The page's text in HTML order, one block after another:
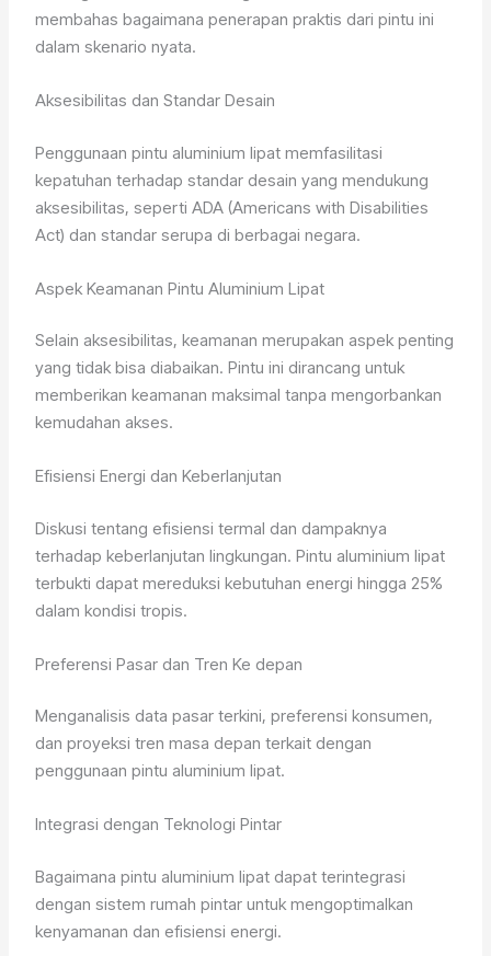
membahas bagaimana penerapan praktis dari pintu ini
dalam skenario nyata.
Aksesibilitas dan Standar Desain
Penggunaan pintu aluminium lipat memfasilitasi
kepatuhan terhadap standar desain yang mendukung
aksesibilitas, seperti ADA (Americans with Disabilities
Act) dan standar serupa di berbagai negara.
Aspek Keamanan Pintu Aluminium Lipat
Selain aksesibilitas, keamanan merupakan aspek penting
yang tidak bisa diabaikan. Pintu ini dirancang untuk
memberikan keamanan maksimal tanpa mengorbankan
kemudahan akses.
Efisiensi Energi dan Keberlanjutan
Diskusi tentang efisiensi termal dan dampaknya
terhadap keberlanjutan lingkungan. Pintu aluminium lipat
terbukti dapat mereduksi kebutuhan energi hingga 25%
dalam kondisi tropis.
Preferensi Pasar dan Tren Ke depan
Menganalisis data pasar terkini, preferensi konsumen,
dan proyeksi tren masa depan terkait dengan
penggunaan pintu aluminium lipat.
Integrasi dengan Teknologi Pintar
Bagaimana pintu aluminium lipat dapat terintegrasi
dengan sistem rumah pintar untuk mengoptimalkan
kenyamanan dan efisiensi energi.